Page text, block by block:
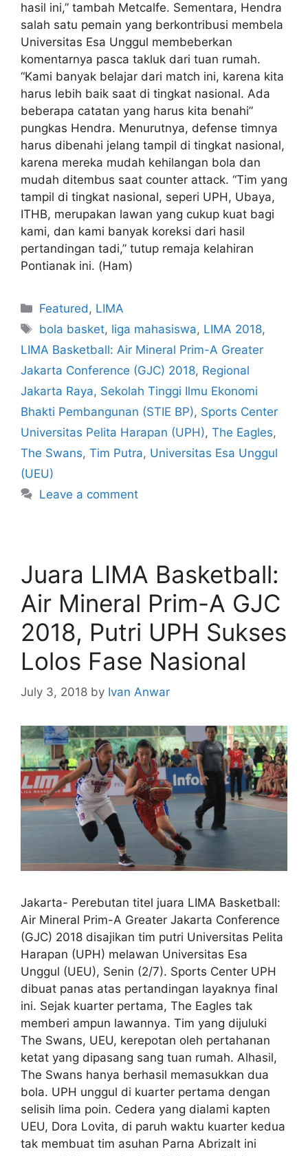
hasil ini,” tambah Metcalfe. Sementara, Hendra
salah satu pemain yang berkontribusi membela
Universitas Esa Unggul membeberkan
komentarnya pasca takluk dari tuan rumah.
“Kami banyak belajar dari match ini, karena kita
harus lebih baik saat di tingkat nasional. Ada
beberapa catatan yang harus kita benahi”
pungkas Hendra. Menurutnya, defense timnya
harus dibenahi jelang tampil di tingkat nasional,
karena mereka mudah kehilangan bola dan
mudah ditembus saat counter attack. “Tim yang
tampil di tingkat nasional, seperi UPH, Ubaya,
ITHB, merupakan lawan yang cukup kuat bagi
kami, dan kami banyak koreksi dari hasil
pertandingan tadi,” tutup remaja kelahiran
Pontianak ini. (Ham)
Featured, LIMA
bola basket, liga mahasiswa, LIMA 2018,
LIMA Basketball: Air Mineral Prim-A Greater
Jakarta Conference (GJC) 2018, Regional
Jakarta Raya, Sekolah Tinggi Ilmu Ekonomi
Bhakti Pembangunan (STIE BP), Sports Center
Universitas Pelita Harapan (UPH), The Eagles,
The Swans, Tim Putra, Universitas Esa Unggul
(UEU)
Leave a comment
Juara LIMA Basketball:
Air Mineral Prim-A GJC
2018, Putri UPH Sukses
Lolos Fase Nasional
July 3, 2018 by Ivan Anwar
Jakarta- Perebutan titel juara LIMA Basketball:
Air Mineral Prim-A Greater Jakarta Conference
(GJC) 2018 disajikan tim putri Universitas Pelita
Harapan (UPH) melawan Universitas Esa
Unggul (UEU), Senin (2/7). Sports Center UPH
dibuat panas atas pertandingan layaknya final
ini. Sejak kuarter pertama, The Eagles tak
memberi ampun lawannya. Tim yang dijuluki
The Swans, UEU, kerepotan oleh pertahanan
ketat yang dipasang sang tuan rumah. Alhasil,
The Swans hanya berhasil memasukkan dua
bola. UPH unggul di kuarter pertama dengan
selisih lima poin. Cedera yang dialami kapten
UEU, Dora Lovita, di paruh waktu kuarter kedua
tak membuat tim asuhan Parna Abrizalt ini